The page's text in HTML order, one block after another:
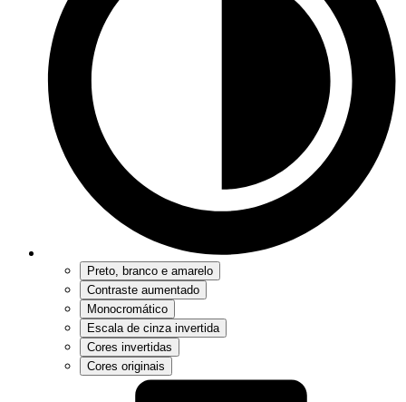
Preto, branco e amarelo
Contraste aumentado
Monocromático
Escala de cinza invertida
Cores invertidas
Cores originais